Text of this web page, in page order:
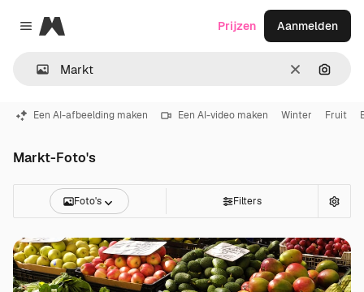
Close menu
Magnific
Wissen
Prijzen Aanmelden
Een AI-afbeelding maken Een AI-video maken Winter Fruit
Markt-Foto's
Foto's Filters